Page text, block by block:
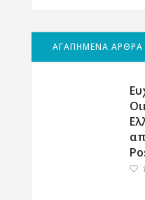
ΑΓΑΠΗΜΕΝΑ ΑΡΘΡΑ